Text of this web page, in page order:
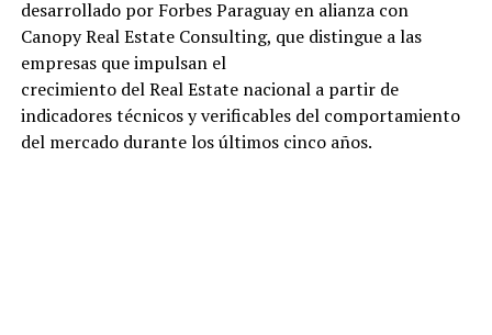
desarrollado por Forbes Paraguay en alianza con
Canopy Real Estate Consulting, que distingue a las
empresas que impulsan el
crecimiento del Real Estate nacional a partir de
indicadores técnicos y verificables del comportamiento
del mercado durante los últimos cinco años.